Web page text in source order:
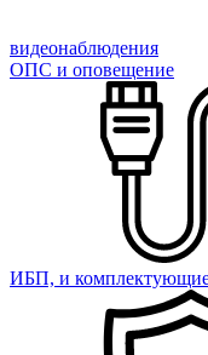
видеонаблюдения
ОПС и оповещение
ИБП, и